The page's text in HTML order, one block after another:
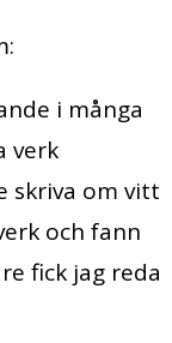
i många
verk
skriva om vitt
och fann
fick jag reda